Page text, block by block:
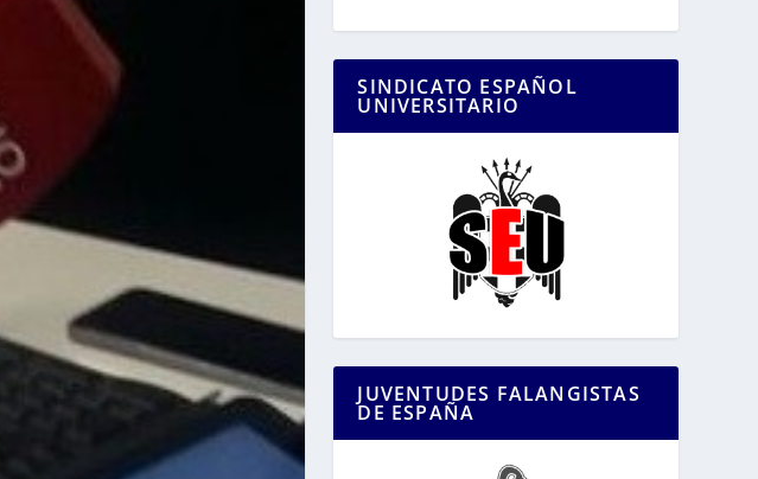
SINDICATO ESPAÑOL
UNIVERSITARIO
JUVENTUDES FALANGISTAS
DE ESPAÑA